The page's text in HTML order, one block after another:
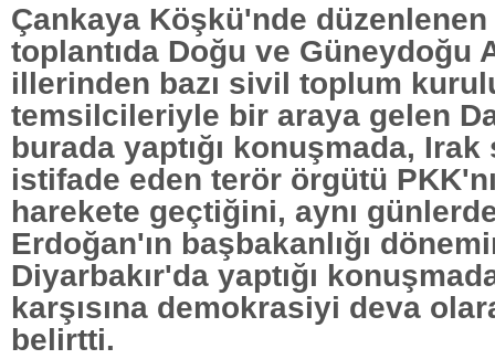
Çankaya Köşkü'nde düzenlenen
toplantıda Doğu ve Güneydoğu
illerinden bazı sivil toplum
temsilcileriyle bir araya gelen
burada yaptığı konuşmada, Irak
istifade eden terör örgütü
harekete geçtiğini, aynı
Erdoğan'ın başbakanlığı
Diyarbakır'da yaptığı
karşısına demokrasiyi deva
belirtti.